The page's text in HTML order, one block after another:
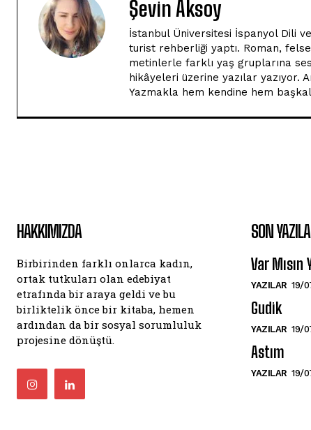
Şevin Aksoy
İstanbul Üniversitesi İspanyol Dili
turist rehberliği yaptı. Roman,
metinlerle farklı yaş gruplarına
hikâyeleri üzerine yazılar yazıyor.
Yazmakla hem kendine hem
HAKKIMIZDA
Birbirinden farklı onlarca kadın,
ortak tutkuları olan edebiyat
etrafında bir araya geldi ve bu
birliktelik önce bir kitaba, hemen
ardından da bir sosyal sorumluluk
projesine dönüştü.
SON
Var
YAZILAR 19/
Gudik
YAZILAR 19/
Astım
YAZILAR 19/